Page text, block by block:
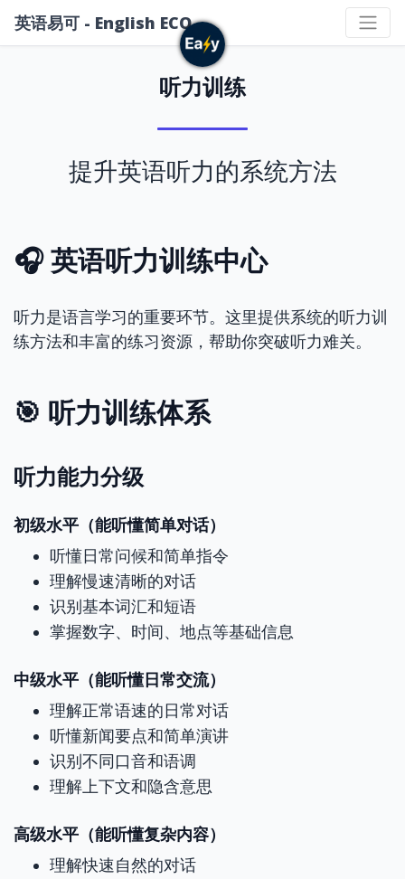
英语易可 - English ECO
听力训练
提升英语听力的系统方法
🎧 英语听力训练中心
听力是语言学习的重要环节。这里提供系统的听力训
练方法和丰富的练习资源，帮助你突破听力难关。
🎯 听力训练体系
听力能力分级
初级水平（能听懂简单对话）
听懂日常问候和简单指令
理解慢速清晰的对话
识别基本词汇和短语
掌握数字、时间、地点等基础信息
中级水平（能听懂日常交流）
理解正常语速的日常对话
听懂新闻要点和简单演讲
识别不同口音和语调
理解上下文和隐含意思
高级水平（能听懂复杂内容）
理解快速自然的对话